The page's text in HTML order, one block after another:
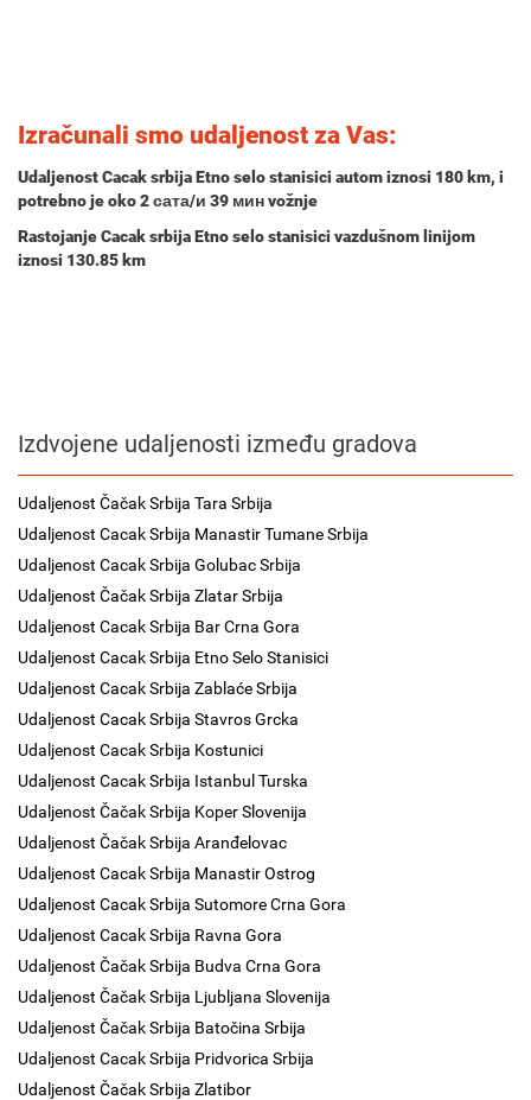
Izračunali smo udaljenost za Vas:
Udaljenost Cacak srbija Etno selo stanisici autom iznosi 180 km, i
potrebno je oko2 сата/и 39 минvožnje
Rastojanje Cacak srbija Etno selo stanisici vazdušnom linijom
iznosi 130.85 km
Izdvojene udaljenosti između gradova
Udaljenost Čačak Srbija Tara Srbija
Udaljenost Cacak Srbija Manastir Tumane Srbija
Udaljenost Cacak Srbija Golubac Srbija
Udaljenost Čačak Srbija Zlatar Srbija
Udaljenost Cacak Srbija Bar Crna Gora
Udaljenost Cacak Srbija Etno Selo Stanisici
Udaljenost Cacak Srbija Zablaće Srbija
Udaljenost Cacak Srbija Stavros Grcka
Udaljenost Cacak Srbija Kostunici
Udaljenost Cacak Srbija Istanbul Turska
Udaljenost Čačak Srbija Koper Slovenija
Udaljenost Čačak Srbija Aranđelovac
Udaljenost Cacak Srbija Manastir Ostrog
Udaljenost Cacak Srbija Sutomore Crna Gora
Udaljenost Cacak Srbija Ravna Gora
Udaljenost Čačak Srbija Budva Crna Gora
Udaljenost Čačak Srbija Ljubljana Slovenija
Udaljenost Čačak Srbija Batočina Srbija
Udaljenost Cacak Srbija Pridvorica Srbija
Udaljenost Čačak Srbija Zlatibor